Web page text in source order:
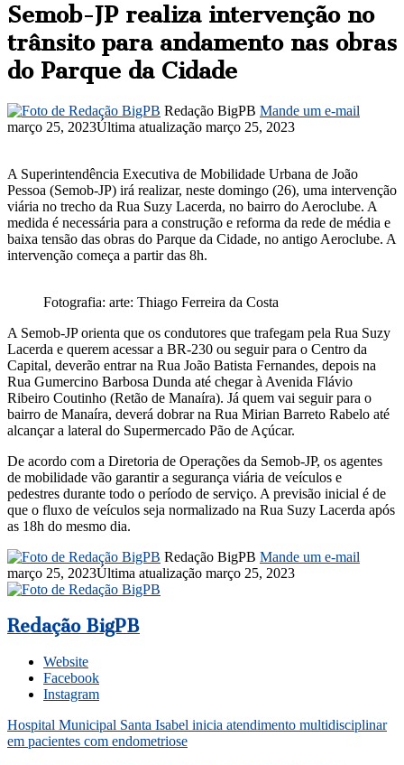
Semob-JP realiza intervenção no
trânsito para andamento nas obras
do Parque da Cidade
Redação BigPB Mande um e-mail
março 25, 2023Última atualização março 25, 2023
A Superintendência Executiva de Mobilidade Urbana de João
Pessoa (Semob-JP) irá realizar, neste domingo (26), uma intervenção
viária no trecho da Rua Suzy Lacerda, no bairro do Aeroclube. A
medida é necessária para a construção e reforma da rede de média e
baixa tensão das obras do Parque da Cidade, no antigo Aeroclube. A
intervenção começa a partir das 8h.
Fotografia: arte: Thiago Ferreira da Costa
A Semob-JP orienta que os condutores que trafegam pela Rua Suzy
Lacerda e querem acessar a BR-230 ou seguir para o Centro da
Capital, deverão entrar na Rua João Batista Fernandes, depois na
Rua Gumercino Barbosa Dunda até chegar à Avenida Flávio
Ribeiro Coutinho (Retão de Manaíra). Já quem vai seguir para o
bairro de Manaíra, deverá dobrar na Rua Mirian Barreto Rabelo até
alcançar a lateral do Supermercado Pão de Açúcar.
De acordo com a Diretoria de Operações da Semob-JP, os agentes
de mobilidade vão garantir a segurança viária de veículos e
pedestres durante todo o período de serviço. A previsão inicial é de
que o fluxo de veículos seja normalizado na Rua Suzy Lacerda após
as 18h do mesmo dia.
Redação BigPB Mande um e-mail
março 25, 2023Última atualização março 25, 2023
Redação BigPB
Website
Facebook
Instagram
Hospital Municipal Santa Isabel inicia atendimento multidisciplinar
em pacientes com endometriose